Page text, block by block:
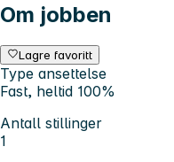
Om jobben
Lagre favoritt
Type ansettelse
Fast, heltid 100%
Antall stillinger
1